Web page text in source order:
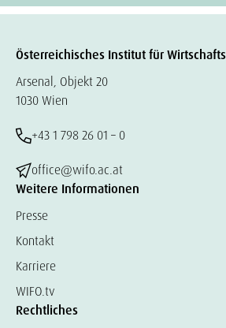
Österreichisches Institut für
Arsenal, Objekt 20
1030 Wien
+43 1 798 26 01 – 0
office@wifo.ac.at
Weitere Informationen
Presse
Kontakt
Karriere
WIFO.tv
Rechtliches